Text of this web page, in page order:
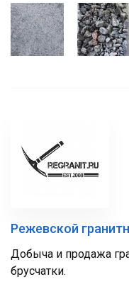
Режевской
Добыча и продажа
брусчатки.